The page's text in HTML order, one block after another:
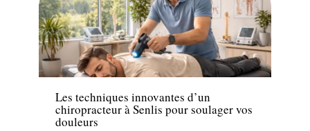
Actualité
Les techniques innovantes d’un
chiropracteur à Senlis pour soulager vos
douleurs